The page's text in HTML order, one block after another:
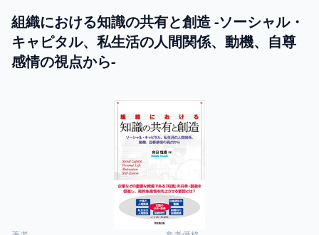
組織における知識の共有と創造 -ソーシャル・
キャピタル、私生活の人間関係、動機、自尊
感情の視点から-